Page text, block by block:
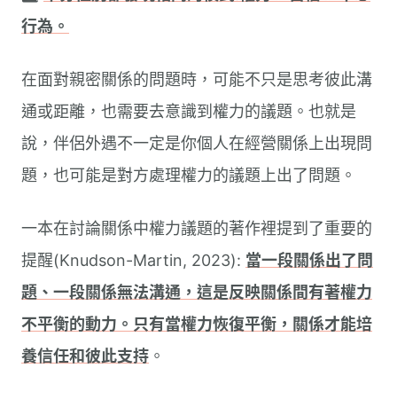
行為。
在面對親密關係的問題時，可能不只是思考彼此溝
通或距離，也需要去意識到權力的議題。也就是
說，伴侶外遇不一定是你個人在經營關係上出現問
題，也可能是對方處理權力的議題上出了問題。
一本在討論關係中權力議題的著作裡提到了重要的
提醒(Knudson-Martin, 2023): 當一段關係出了問
題、一段關係無法溝通，這是反映關係間有著權力
不平衡的動力。只有當權力恢復平衡，關係才能培
養信任和彼此支持 。